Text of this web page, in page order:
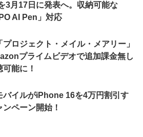
3月17日に発表へ。収納可能な
AI Pen」対応
プロジェクト・メイル・メアリー」
プライムビデオで追加課金無し
能に！
バイルがiPhone 16を4万円割引す
ンペーン開始！